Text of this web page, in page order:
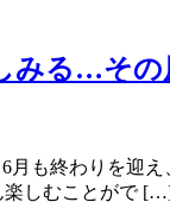
みる…その
月も終わりを迎
楽しむことがで